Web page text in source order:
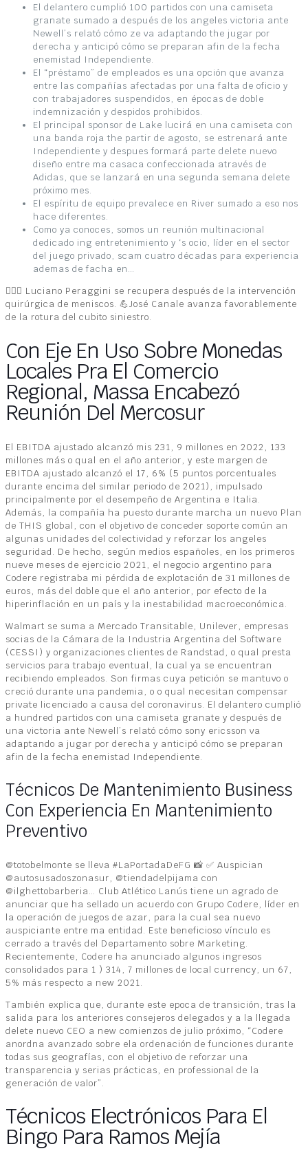
El delantero cumplió 100 partidos con una camiseta
granate sumado a después de los angeles victoria ante
Newell’s relató cómo ze va adaptando the jugar por
derecha y anticipó cómo se preparan afin de la fecha
enemistad Independiente.
El “préstamo” de empleados es una opción que avanza
entre las compañías afectadas por una falta de oficio y
con trabajadores suspendidos, en épocas de doble
indemnización y despidos prohibidos.
El principal sponsor de Lake lucirá en una camiseta con
una banda roja the partir de agosto, se estrenará ante
Independiente y despues formará parte delete nuevo
diseño entre ma casaca confeccionada através de
Adidas, que se lanzará en una segunda semana delete
próximo mes.
El espíritu de equipo prevalece en River sumado a eso nos
hace diferentes.
Como ya conoces, somos un reunión multinacional
dedicado ing entretenimiento y ‘s ocio, líder en el sector
del juego privado, scam cuatro décadas para experiencia
ademas de facha en…
🤷🏽‍♂️ Luciano Peraggini se recupera después de la intervención
quirúrgica de meniscos. 💪José Canale avanza favorablemente
de la rotura del cubito siniestro.
Con Eje En Uso Sobre Monedas
Locales Pra El Comercio
Regional, Massa Encabezó
Reunión Del Mercosur
El EBITDA ajustado alcanzó mis 231, 9 millones en 2022, 133
millones más o qual en el año anterior, y este margen de
EBITDA ajustado alcanzó el 17, 6% (5 puntos porcentuales
durante encima del similar periodo de 2021), impulsado
principalmente por el desempeño de Argentina e Italia.
Además, la compañía ha puesto durante marcha un nuevo Plan
de THIS global, con el objetivo de conceder soporte común an
algunas unidades del colectividad y reforzar los angeles
seguridad. De hecho, según medios españoles, en los primeros
nueve meses de ejercicio 2021, el negocio argentino para
Codere registraba mi pérdida de explotación de 31 millones de
euros, más del doble que el año anterior, por efecto de la
hiperinflación en un país y la inestabilidad macroeconómica.
Walmart se suma a Mercado Transitable, Unilever, empresas
socias de la Cámara de la Industria Argentina del Software
(CESSI) y organizaciones clientes de Randstad, o qual presta
servicios para trabajo eventual, la cual ya se encuentran
recibiendo empleados. Son firmas cuya petición se mantuvo o
creció durante una pandemia, o o qual necesitan compensar
private licenciado a causa del coronavirus. El delantero cumplió
a hundred partidos con una camiseta granate y después de
una victoria ante Newell’s relató cómo sony ericsson va
adaptando a jugar por derecha y anticipó cómo se preparan
afin de la fecha enemistad Independiente.
Técnicos De Mantenimiento Business
Con Experiencia En Mantenimiento
Preventivo
@totobelmonte se lleva #LaPortadaDeFG 📸 ✅️ Auspician
@autosusadoszonasur, @tiendadelpijama con
@ilghettobarberia… Club Atlético Lanús tiene un agrado de
anunciar que ha sellado un acuerdo con Grupo Codere, líder en
la operación de juegos de azar, para la cual sea nuevo
auspiciante entre ma entidad. Este beneficioso vínculo es
cerrado a través del Departamento sobre Marketing.
Recientemente, Codere ha anunciado algunos ingresos
consolidados para 1 ) 314, 7 millones de local currency, un 67,
5% más respecto a new 2021.
También explica que, durante este epoca de transición, tras la
salida para los anteriores consejeros delegados y a la llegada
delete nuevo CEO a new comienzos de julio próximo, “Codere
anordna avanzado sobre ela ordenación de funciones durante
todas sus geografías, con el objetivo de reforzar una
transparencia y serias prácticas, en professional de la
generación de valor”.
Técnicos Electrónicos Para El
Bingo Para Ramos Mejía